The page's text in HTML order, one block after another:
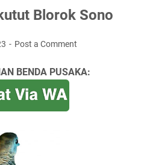
Blorok Sono
Post a Comment
BENDA PUSAKA: